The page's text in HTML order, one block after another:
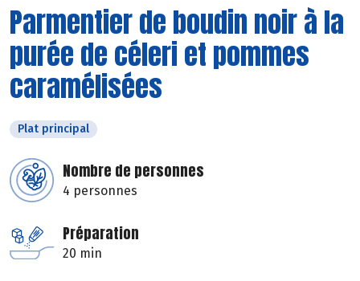
Parmentier de boudin noir à la
purée de céleri et pommes
caramélisées
Plat principal
Nombre de personnes
4 personnes
Préparation
20 min